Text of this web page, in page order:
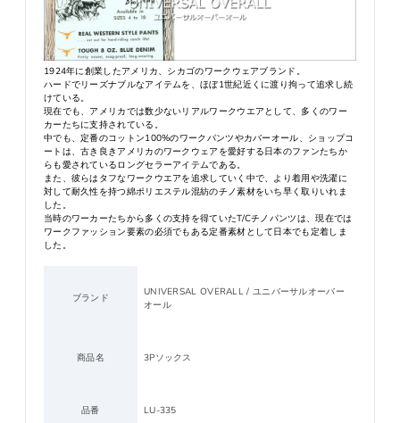
1924年に創業したアメリカ、シカゴのワークウェアブランド。
ハードでリーズナブルなアイテムを、ほぼ1世紀近くに渡り拘って追求し続
けている。
現在でも、アメリカでは数少ないリアルワークウエアとして、多くのワー
カーたちに支持されている。
中でも、定番のコットン100%のワークパンツやカバーオール、ショップコ
ートは、古き良きアメリカのワークウェアを愛好する日本のファンたちか
らも愛されているロングセラーアイテムである。
また、彼らはタフなワークウエアを追求していく中で、より着用や洗濯に
対して耐久性を持つ綿ポリエステル混紡のチノ素材をいち早く取りいれま
した。
当時のワーカーたちから多くの支持を得ていたT/Cチノパンツは、現在では
ワークファッション要素の必須でもある定番素材として日本でも定着しま
した。
ブランド
UNIVERSAL OVERALL / ユニバーサルオーバー
オール
商品名 3Pソックス
品番 LU-335